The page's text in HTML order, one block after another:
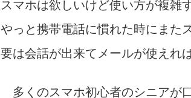
スマホは欲しいけど使い方が複雑
やっと携帯電話に慣れた時にまた
要は会話が出来てメールが使えれ
多くのスマホ初心者のシニアが